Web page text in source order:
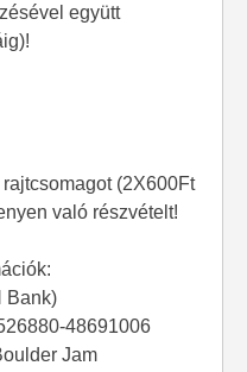
együtt
(2X600Ft
való részvételt!
Bank)
48691006
Jam